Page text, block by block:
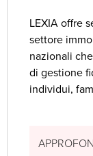
LEXIA offre
settore
nazionali
di gestione
individui,